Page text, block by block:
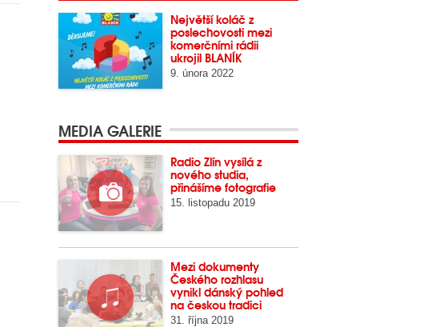
Největší koláč z
poslechovosti mezi
komerčními rádii
ukrojil BLANÍK
9. února 2022
MEDIA GALERIE
Radio Zlín vysílá z
nového studia,
přinášíme fotografie
15. listopadu 2019
Mezi dokumenty
Českého rozhlasu
vynikl dánský pohled
na českou tradici
31. října 2019